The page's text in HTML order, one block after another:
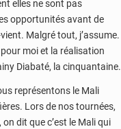
elles ne sont pas
opportunités avant de
Malgré tout, j’assume.
moi et la réalisation
Diabaté, la cinquantaine.
représentons le Mali
Lors de nos tournées,
dit que c’est le Mali qui